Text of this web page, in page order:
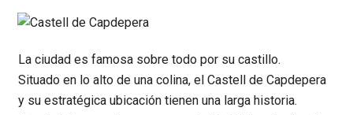
La ciudad es famosa sobre todo por su castillo.
Situado en lo alto de una colina, el Castell de Capdepera
y su estratégica ubicación tienen una larga historia.